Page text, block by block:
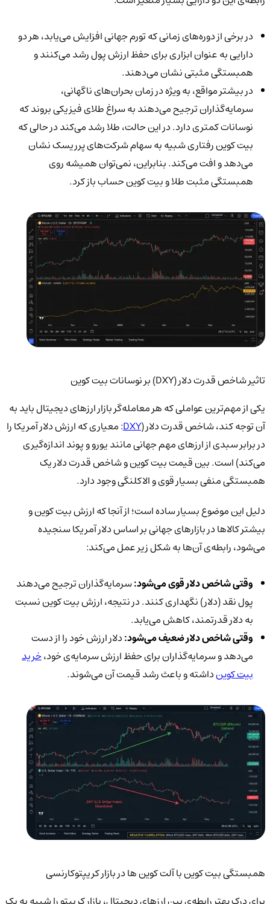
در برخی از دوره‌های زمانی که تورم جهانی افزایش می‌یابد، هر دو
دارایی به عنوان ابزاری برای حفظ ارزش پول رشد می‌کنند و
همبستگی مثبتی نشان می‌دهند.
در بیشتر مواقع، به ویژه در زمان بحران‌های ناگهانی،
سرمایه‌گذاران ترجیح می‌دهند به سراغ طلای فیزیکی بروند که
نوسانات کمتری دارد. در این حالت، طلا رشد می‌کند در حالی که
بیت کوین رفتاری شبیه به سهام شرکت‌های پرریسک نشان
می‌دهد و افت می‌کند. بنابراین، نمی‌توان همیشه روی
همبستگی مثبت طلا و بیت کوین حساب باز کرد.
تاثیر شاخص قدرت دلار (DXY) بر نوسانات بیت کوین
یکی از مهم‌ترین عواملی که هر معامله‌گر بازار ارزهای دیجیتال باید به
آن توجه کند، شاخص قدرت دلار (DXY: معیاری که ارزش دلار آمریکا را
در برابر سبدی از ارزهای مهم جهانی مانند یورو و پوند اندازه‌گیری
می‌کند) است. بین قیمت بیت کوین و شاخص قدرت دلار یک
همبستگی منفی بسیار قوی و الاکلنگی وجود دارد.
دلیل این موضوع بسیار ساده است؛ از آنجا که ارزش بیت کوین و
بیشتر کالاها در بازارهای جهانی بر اساس دلار آمریکا سنجیده
می‌شود، رابطه‌ی آن‌ها به شکل زیر عمل می‌کند:
وقتی شاخص دلار قوی می‌شود:سرمایه‌گذاران ترجیح می‌دهند
پول نقد (دلار) نگهداری کنند. در نتیجه، ارزش بیت کوین نسبت
به دلار قدرتمند، کاهش می‌یابد.
وقتی شاخص دلار ضعیف می‌شود:دلار ارزش خود را از دست
می‌دهد و سرمایه‌گذاران برای حفظ ارزش سرمایه‌ی خود،خرید
بیت کوینداشته و باعث رشد قیمت آن می‌شوند.
همبستگی بیت کوین با آلت کوین ها در بازار کریپتوکارنسی